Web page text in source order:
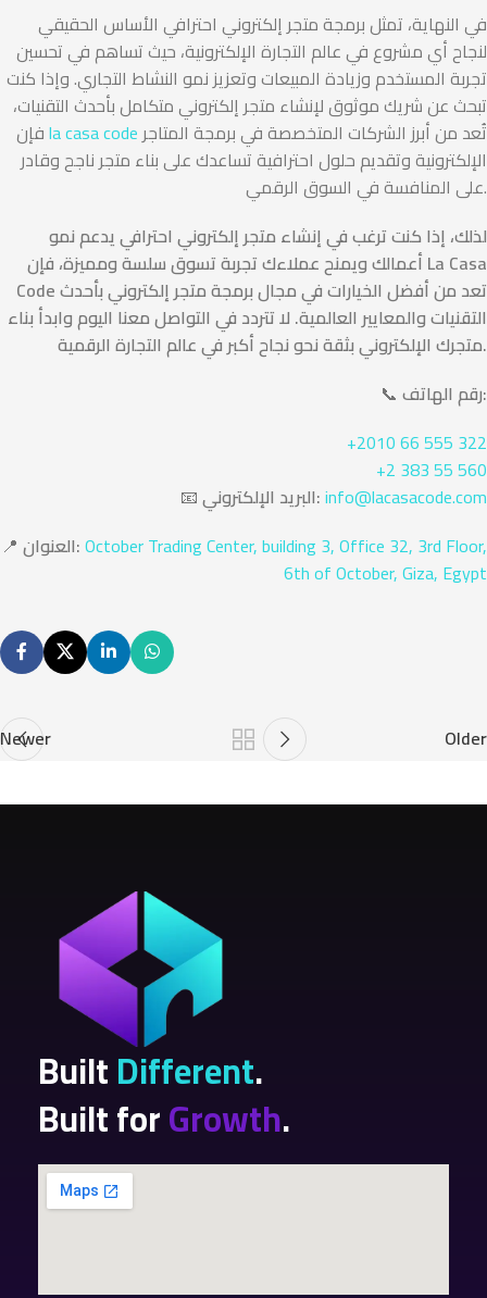
في النهاية، تمثل برمجة متجر إلكتروني احترافي الأساس الحقيقي
لنجاح أي مشروع في عالم التجارة الإلكترونية، حيث تساهم في تحسين
تجربة المستخدم وزيادة المبيعات وتعزيز نمو النشاط التجاري. وإذا كنت
تبحث عن شريك موثوق لإنشاء متجر إلكتروني متكامل بأحدث التقنيات،
la casa code تُعد من أبرز الشركات المتخصصة في برمجة المتاجر
الإلكترونية وتقديم حلول احترافية تساعدك على بناء متجر ناجح وقادر
على المنافسة في السوق الرقمي.
لذلك، إذا كنت ترغب في إنشاء متجر إلكتروني احترافي يدعم نمو
أعمالك ويمنح عملاءك تجربة تسوق سلسة ومميزة، فإن La Casa
Code تعد من أفضل الخيارات في مجال برمجة متجر إلكتروني بأحدث
التقنيات والمعايير العالمية. لا تتردد في التواصل معنا اليوم وابدأ بناء
متجرك الإلكتروني بثقة نحو نجاح أكبر في عالم التجارة الرقمية.
📞
رقم الهاتف:
+2010 66 555 322
+2 383 55 560
📧
البريد الإلكتروني:info@lacasacode.com
📍
العنوان:October Trading Center, building 3, Office 32, 3rd Floor,
6th of October, Giza, Egypt
Newer Older
BuiltDifferent.
Built forGrowth.